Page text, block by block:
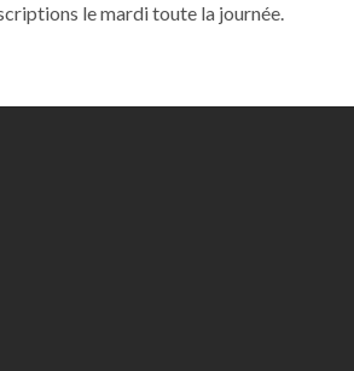
le mardi toute la journée.